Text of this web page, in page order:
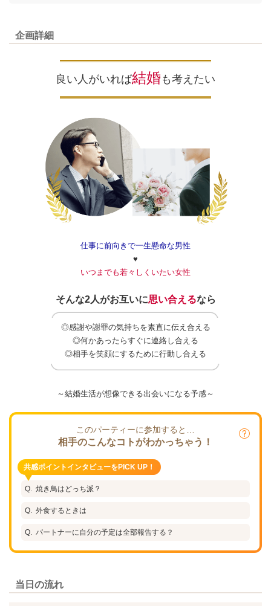
企画詳細
良い人がいれば結婚 も考えたい
仕事に前向きで一生懸命な男性
♥
いつまでも若々しくいたい女性
そんな2人がお互いに思い合えるなら
◎感謝や謝罪の気持ちを素直に伝え合える
◎何かあったらすぐに連絡し合える
◎相手を笑顔にするために行動し合える
～結婚生活が想像できる出会いになる予感～
このパーティーに参加すると…
相手のこんなコトがわかっちゃう！
共感ポイントインタビューをPICK UP！
焼き鳥はどっち派？
外食するときは
パートナーに自分の予定は全部報告する？
当日の流れ